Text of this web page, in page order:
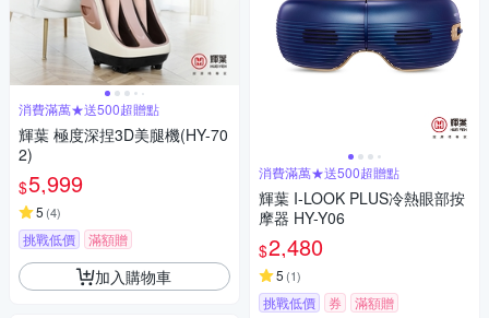
消費滿萬★送500超贈點
輝葉 極度深捏3D美腿機(HY-70
2)
$5,999
5 (4)
挑戰低價 滿額贈
加入購物車
消費滿萬★送500超贈點
輝葉 I-LOOK PLUS冷熱眼部按
摩器 HY-Y06
$2,480
5 (1)
挑戰低價 券 滿額贈